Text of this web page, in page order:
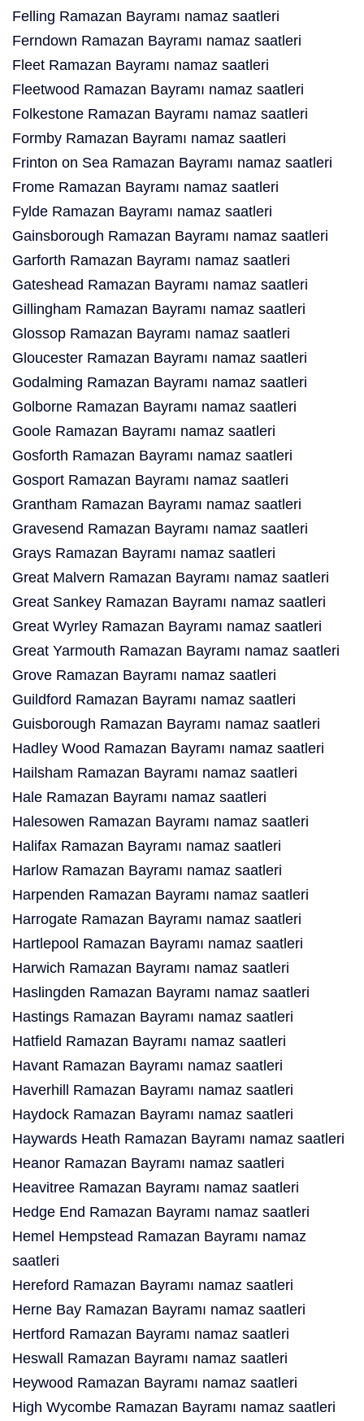
Felling Ramazan Bayramı namaz saatleri
Ferndown Ramazan Bayramı namaz saatleri
Fleet Ramazan Bayramı namaz saatleri
Fleetwood Ramazan Bayramı namaz saatleri
Folkestone Ramazan Bayramı namaz saatleri
Formby Ramazan Bayramı namaz saatleri
Frinton on Sea Ramazan Bayramı namaz saatleri
Frome Ramazan Bayramı namaz saatleri
Fylde Ramazan Bayramı namaz saatleri
Gainsborough Ramazan Bayramı namaz saatleri
Garforth Ramazan Bayramı namaz saatleri
Gateshead Ramazan Bayramı namaz saatleri
Gillingham Ramazan Bayramı namaz saatleri
Glossop Ramazan Bayramı namaz saatleri
Gloucester Ramazan Bayramı namaz saatleri
Godalming Ramazan Bayramı namaz saatleri
Golborne Ramazan Bayramı namaz saatleri
Goole Ramazan Bayramı namaz saatleri
Gosforth Ramazan Bayramı namaz saatleri
Gosport Ramazan Bayramı namaz saatleri
Grantham Ramazan Bayramı namaz saatleri
Gravesend Ramazan Bayramı namaz saatleri
Grays Ramazan Bayramı namaz saatleri
Great Malvern Ramazan Bayramı namaz saatleri
Great Sankey Ramazan Bayramı namaz saatleri
Great Wyrley Ramazan Bayramı namaz saatleri
Great Yarmouth Ramazan Bayramı namaz saatleri
Grove Ramazan Bayramı namaz saatleri
Guildford Ramazan Bayramı namaz saatleri
Guisborough Ramazan Bayramı namaz saatleri
Hadley Wood Ramazan Bayramı namaz saatleri
Hailsham Ramazan Bayramı namaz saatleri
Hale Ramazan Bayramı namaz saatleri
Halesowen Ramazan Bayramı namaz saatleri
Halifax Ramazan Bayramı namaz saatleri
Harlow Ramazan Bayramı namaz saatleri
Harpenden Ramazan Bayramı namaz saatleri
Harrogate Ramazan Bayramı namaz saatleri
Hartlepool Ramazan Bayramı namaz saatleri
Harwich Ramazan Bayramı namaz saatleri
Haslingden Ramazan Bayramı namaz saatleri
Hastings Ramazan Bayramı namaz saatleri
Hatfield Ramazan Bayramı namaz saatleri
Havant Ramazan Bayramı namaz saatleri
Haverhill Ramazan Bayramı namaz saatleri
Haydock Ramazan Bayramı namaz saatleri
Haywards Heath Ramazan Bayramı namaz saatleri
Heanor Ramazan Bayramı namaz saatleri
Heavitree Ramazan Bayramı namaz saatleri
Hedge End Ramazan Bayramı namaz saatleri
Hemel Hempstead Ramazan Bayramı namaz
saatleri
Hereford Ramazan Bayramı namaz saatleri
Herne Bay Ramazan Bayramı namaz saatleri
Hertford Ramazan Bayramı namaz saatleri
Heswall Ramazan Bayramı namaz saatleri
Heywood Ramazan Bayramı namaz saatleri
High Wycombe Ramazan Bayramı namaz saatleri